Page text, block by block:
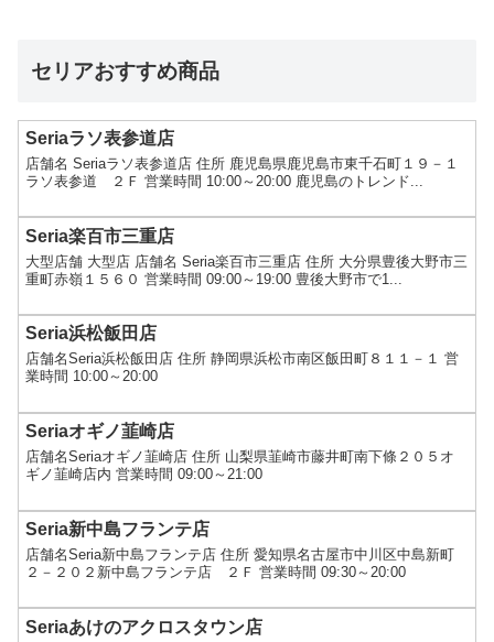
セリアおすすめ商品
Seriaラソ表参道店
店舗名 Seriaラソ表参道店 住所 鹿児島県鹿児島市東千石町１９－１
ラソ表参道 ２Ｆ 営業時間 10:00～20:00 鹿児島のトレンド...
Seria楽百市三重店
大型店舗 大型店 店舗名 Seria楽百市三重店 住所 大分県豊後大野市三
重町赤嶺１５６０ 営業時間 09:00～19:00 豊後大野市で1...
Seria浜松飯田店
店舗名Seria浜松飯田店 住所 静岡県浜松市南区飯田町８１１－１ 営
業時間 10:00～20:00
Seriaオギノ韮崎店
店舗名Seriaオギノ韮崎店 住所 山梨県韮崎市藤井町南下條２０５オ
ギノ韮崎店内 営業時間 09:00～21:00
Seria新中島フランテ店
店舗名Seria新中島フランテ店 住所 愛知県名古屋市中川区中島新町
２－２０２新中島フランテ店 ２Ｆ 営業時間 09:30～20:00
Seriaあけのアクロスタウン店